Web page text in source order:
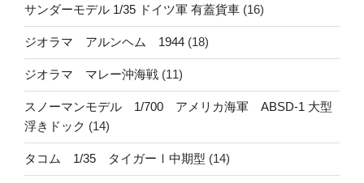
サンダーモデル 1/35 ドイツ軍 有蓋貨車 (16)
ジオラマ アルンヘム 1944 (18)
ジオラマ マレー沖海戦 (11)
スノーマンモデル 1/700 アメリカ海軍 ABSD-1 大型
浮きドック (14)
タコム 1/35 タイガーⅠ中期型 (14)